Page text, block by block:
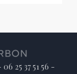
25 37 51 56 -